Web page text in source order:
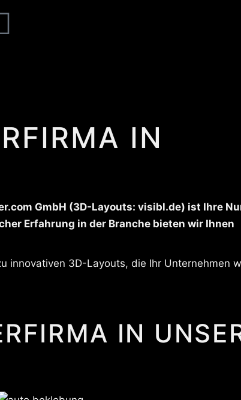
IN
GmbH (3D-Layouts: visibl.de) ist Ihre
Erfahrung in der Branche bieten wir Ihnen
innovativen 3D-Layouts, die Ihr Unternehmen
IN